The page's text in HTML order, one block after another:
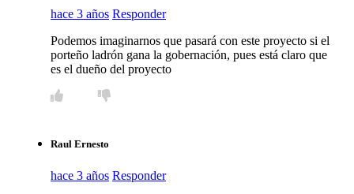
hace 3 años Responder
Podemos imaginarnos que pasará con este proyecto si el
porteño ladrón gana la gobernación, pues está claro que
es el dueño del proyecto
Raul Ernesto
hace 3 años Responder